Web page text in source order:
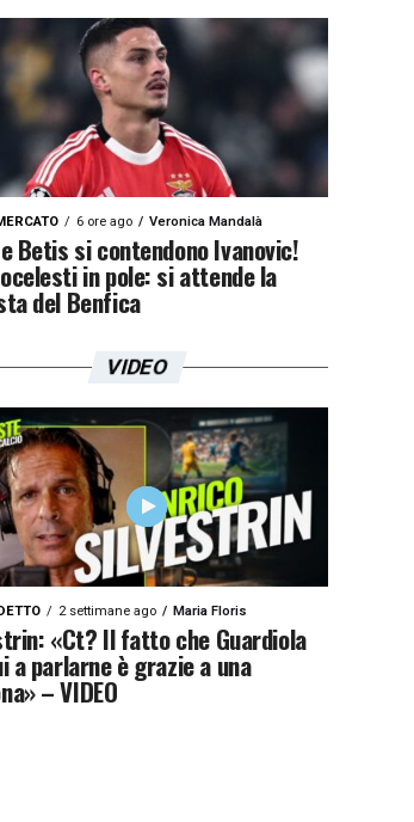
6 ore ago Veronica Mandalà
Betis si contendono Ivanovic!
in pole: si attende la
del Benfica
VIDEO
2 settimane ago Maria Floris
«Ct? Il fatto che Guardiola
a parlarne è grazie a una
– VIDEO